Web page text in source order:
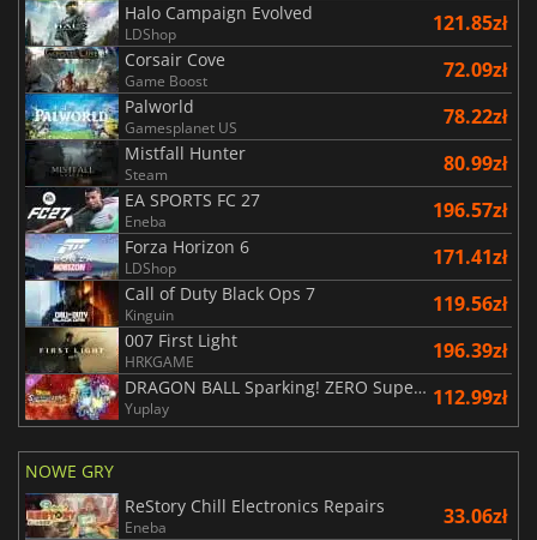
Halo Campaign Evolved
LDShop 121.85zł
Corsair Cove
Game Boost 72.09zł
Palworld
Gamesplanet US 78.22zł
Mistfall Hunter
Steam 80.99zł
EA SPORTS FC 27
Eneba 196.57zł
Forza Horizon 6
LDShop 171.41zł
Call of Duty Black Ops 7
Kinguin 119.56zł
007 First Light
HRKGAME 196.39zł
DRAGON BALL Sparking! ZERO Super Limit Breaking NEO
Yuplay 112.99zł
NOWE GRY
ReStory Chill Electronics Repairs
Eneba 33.06zł